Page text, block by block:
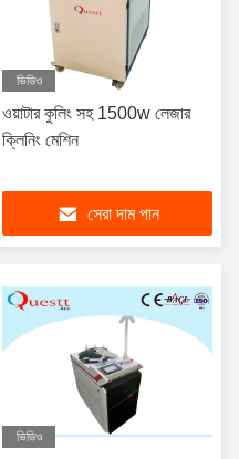
ভিডিও
ওয়াটার কুলিং সহ 1500w লেজার
ক্লিনিং মেশিন
সেরা দাম পান
ভিডিও